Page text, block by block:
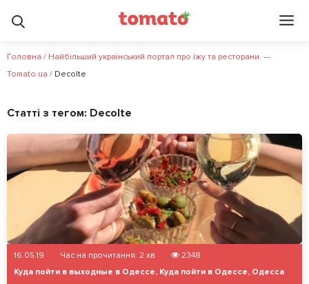
Головна / Найбільший український портал про їжу та ресторани. —
Tomato.ua / Decolte
Статті з тегом: Decolte
16.05.19 Час на прочитання: 2 хв
2348
Куда пойти в выходные в Одессе, Куда пойти в Одессе, Одесса